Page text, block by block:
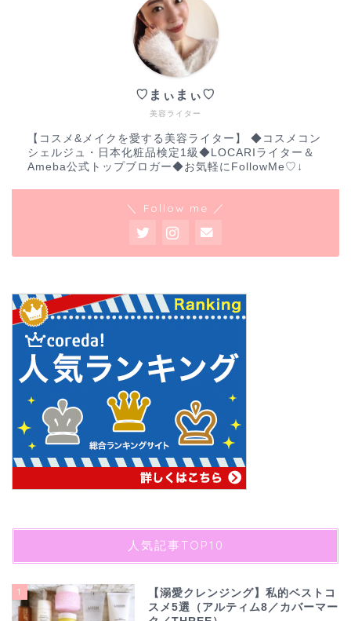
美容ライター
♡まぃまぃ♡
【コスメ&メイクを愛する美容ライター】 ◆コスメコン
シェルジュ・日本化粧品検定1級◆LOCARIライター＆
Ameba公式トップブロガー◆お気軽にFollowMe♡↓
＼ Follow me ／
人気記事TOP10
1
【溺愛クレンジング】私的ベストコ
スメ5選（アルティム8／カバーマー